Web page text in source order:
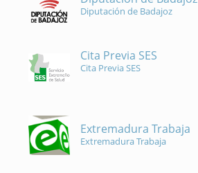
Diputación de Badajoz
Cita Previa SES
Cita Previa SES
Extremadura Trabaja
Extremadura Trabaja